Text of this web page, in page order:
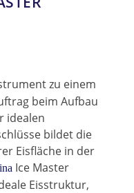
zu einem
beim Aufbau
idealen
bildet die
Eisfläche in der
Ice Master
Eisstruktur,